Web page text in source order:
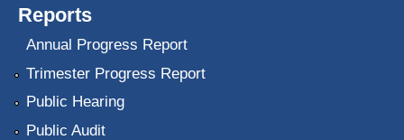
Reports
Annual Progress Report
Trimester Progress Report
Public Hearing
Public Audit